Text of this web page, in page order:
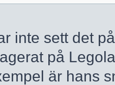
inte sett det
på
är hans